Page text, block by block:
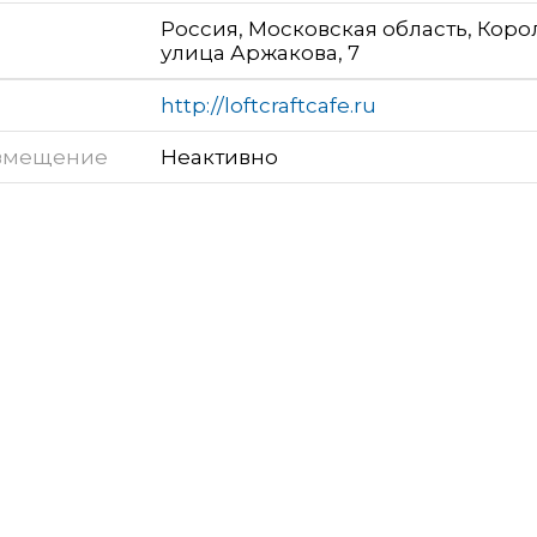
Россия, Московская область,
улица Аржакова, 7
http://loftcraftcafe.ru
Неактивно